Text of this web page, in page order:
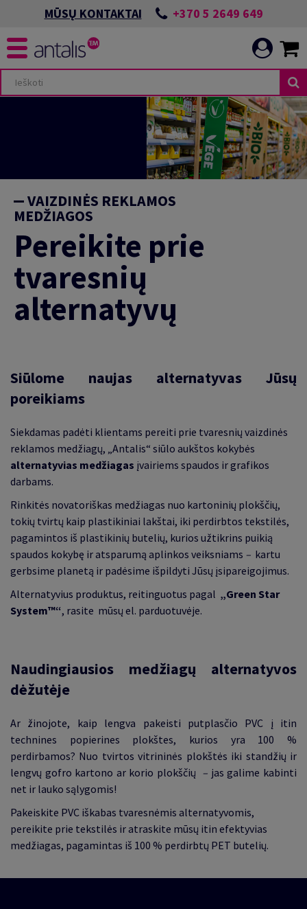
MŪSŲ KONTAKTAI +370 5 2649 649
VAIZDINĖS REKLAMOS
MEDŽIAGOS
Pereikite prie
tvaresnių
alternatyvų
Siūlome naujas alternatyvas Jūsų
poreikiams
Siekdamas padėti klientams pereiti prie tvaresnių vaizdinės
reklamos medžiagų, „Antalis“ siūlo aukštos kokybės
alternatyvias medžiagas įvairiems spaudos ir grafikos
darbams.
Rinkitės novatoriškas medžiagas nuo kartoninių plokščių,
tokių tvirtų kaip plastikiniai lakštai, iki perdirbtos tekstilės,
pagamintos iš plastikinių butelių, kurios užtikrins puikią
spaudos kokybę ir atsparumą aplinkos veiksniams – kartu
gerbsime planetą ir padėsime išpildyti Jūsų įsipareigojimus.
Alternatyvius produktus, reitinguotus pagal „Green Star
System™“, rasite mūsų el. parduotuvėje.
Naudingiausios medžiagų alternatyvos
dėžutėje
Ar žinojote, kaip lengva pakeisti putplasčio PVC į itin
technines popierines plokštes, kurios yra 100 %
perdirbamos? Nuo tvirtos vitrininės plokštės iki standžių ir
lengvų gofro kartono ar korio plokščių – jas galime kabinti
net ir lauko sąlygomis!
Pakeiskite PVC iškabas tvaresnėmis alternatyvomis,
pereikite prie tekstilės ir atraskite mūsų itin efektyvias
medžiagas, pagamintas iš 100 % perdirbtų PET butelių.